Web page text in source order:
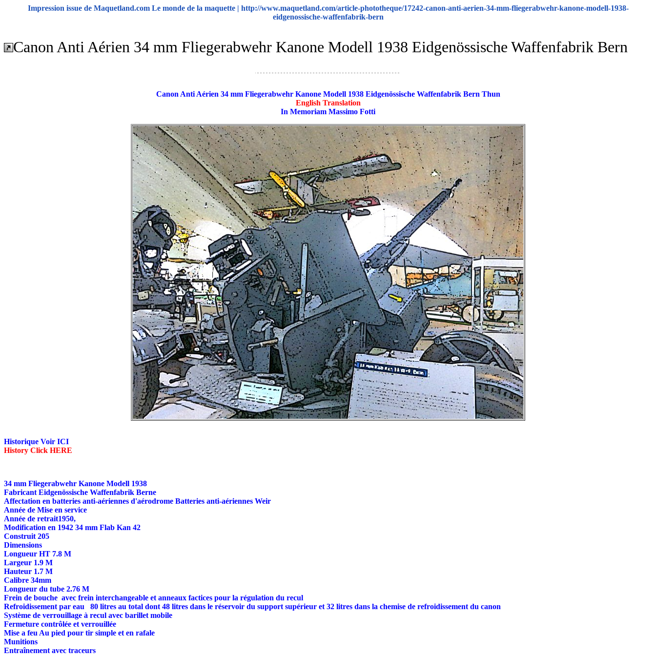
Impression issue de Maquetland.com Le monde de la maquette | http://www.maquetland.com/article-phototheque/17242-canon-anti-aerien-34-mm-fliegerabwehr-kanone-modell-1938-
eidgenossische-waffenfabrik-bern
Canon Anti Aérien 34 mm Fliegerabwehr Kanone Modell 1938 Eidgenössische Waffenfabrik Bern
Canon Anti Aérien 34 mm Fliegerabwehr Kanone Modell 1938 Eidgenössische Waffenfabrik Bern Thun
English Translation
In Memoriam Massimo Fotti
Historique Voir ICI
History Click HERE
34 mm Fliegerabwehr Kanone Modell 1938
Fabricant Eidgenössische Waffenfabrik Berne
Affectation en batteries anti-aériennes d'aérodrome Batteries anti-aériennes Weir
Année de Mise en service
Année de retrait1950,
Modification en 1942 34 mm Flab Kan 42
Construit 205
Dimensions
Longueur HT 7.8 M
Largeur 1.9 M
Hauteur 1.7 M
Calibre 34mm
Longueur du tube 2.76 M
Frein de bouche avec frein interchangeable et anneaux factices pour la régulation du recul
Refroidissement par eau 80 litres au total dont 48 litres dans le réservoir du support supérieur et 32 litres dans la chemise de refroidissement du canon
Système de verrouillage à recul avec barillet mobile
Fermeture contrôlée et verrouillée
Mise a feu Au pied pour tir simple et en rafale
Munitions
Entraînement avec traceurs